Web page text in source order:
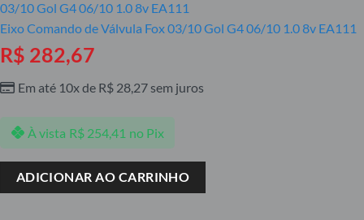
Eixo Comando de Válvula Fox 03/10 Gol G4 06/10 1.0 8v EA111
R$ 282,67
Em até 10x de R$ 28,27 sem juros
À vista R$254,41 no Pix
ADICIONAR AO CARRINHO